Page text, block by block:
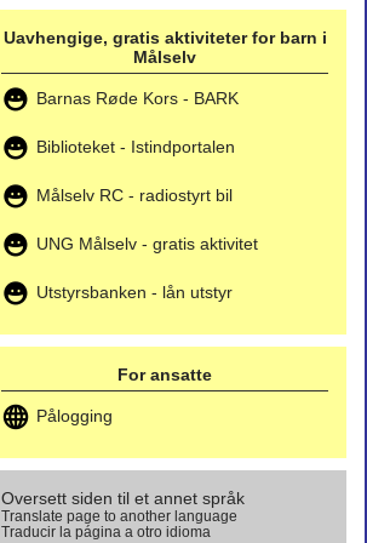
Uavhengige, gratis aktiviteter for barn i
Målselv
Barnas Røde Kors - BARK
Biblioteket - Istindportalen
Målselv RC - radiostyrt bil
UNG Målselv - gratis aktivitet
Utstyrsbanken - lån utstyr
For ansatte
Pålogging
Oversett siden til et annet språk
Translate page to another language
Traducir la página a otro idioma